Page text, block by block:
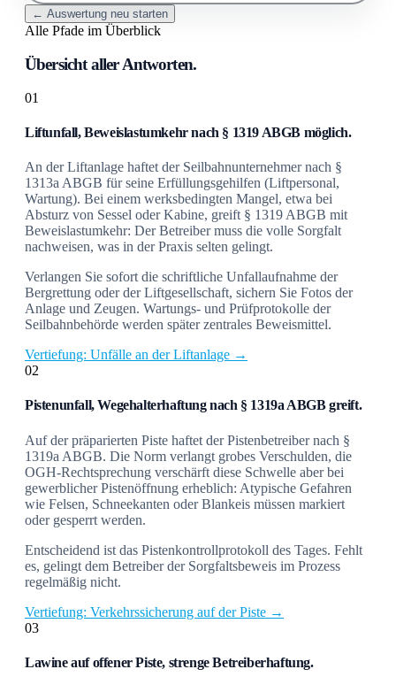
← Auswertung neu starten
Alle Pfade im Überblick
Übersicht aller Antworten.
01
Liftunfall, Beweislastumkehr nach § 1319 ABGB möglich.
An der Liftanlage haftet der Seilbahnunternehmer nach §
1313a ABGB für seine Erfüllungsgehilfen (Liftpersonal,
Wartung). Bei einem werksbedingten Mangel, etwa bei
Absturz von Sessel oder Kabine, greift § 1319 ABGB mit
Beweislastumkehr: Der Betreiber muss die volle Sorgfalt
nachweisen, was in der Praxis selten gelingt.
Verlangen Sie sofort die schriftliche Unfallaufnahme der
Bergrettung oder der Liftgesellschaft, sichern Sie Fotos der
Anlage und Zeugen. Wartungs- und Prüfprotokolle der
Seilbahnbehörde werden später zentrales Beweismittel.
Vertiefung: Unfälle an der Liftanlage →
02
Pistenunfall, Wegehalterhaftung nach § 1319a ABGB greift.
Auf der präparierten Piste haftet der Pistenbetreiber nach §
1319a ABGB. Die Norm verlangt grobes Verschulden, die
OGH-Rechtsprechung verschärft diese Schwelle aber bei
gewerblicher Pistenöffnung erheblich: Atypische Gefahren
wie Felsen, Schneekanten oder Blankeis müssen markiert
oder gesperrt werden.
Entscheidend ist das Pistenkontrollprotokoll des Tages. Fehlt
es, gelingt dem Betreiber der Sorgfaltsbeweis im Prozess
regelmäßig nicht.
Vertiefung: Verkehrssicherung auf der Piste →
03
Lawine auf offener Piste, strenge Betreiberhaftung.